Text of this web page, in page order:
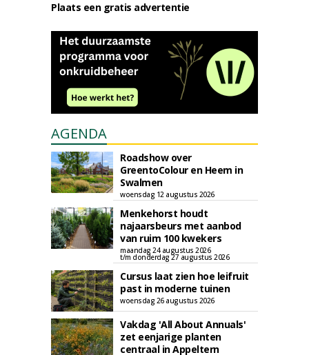
Plaats een gratis advertentie
AGENDA
Roadshow over
GreentoColour en Heem in
Swalmen
woensdag 12 augustus 2026
Menkehorst houdt
najaarsbeurs met aanbod
van ruim 100 kwekers
maandag 24 augustus 2026
t/m donderdag 27 augustus 2026
Cursus laat zien hoe leifruit
past in moderne tuinen
woensdag 26 augustus 2026
Vakdag 'All About Annuals'
zet eenjarige planten
centraal in Appeltern